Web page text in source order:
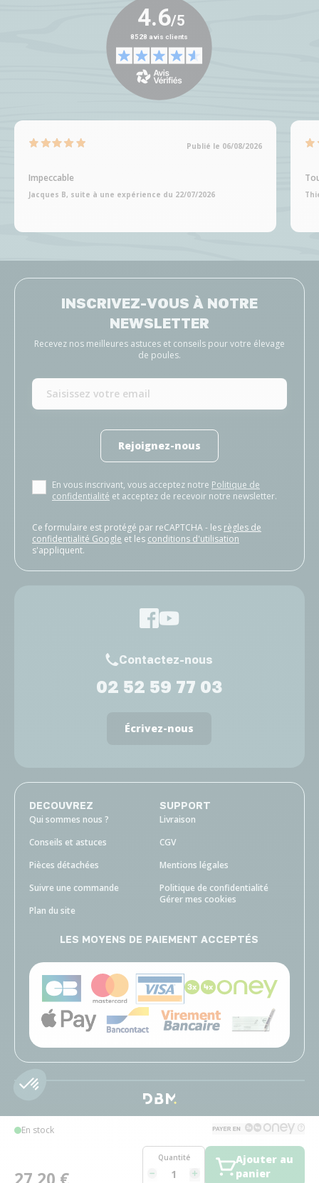
En stock
Quantité
Ajouter au
panier
Publié le 06/08/2026
Impeccable
Jacques B, suite à une expérience du 22/07/2026
INSCRIVEZ-VOUS À NOTRE
NEWSLETTER
Recevez nos meilleures astuces et conseils pour votre élevage
de poules.
Rejoignez-nous
En vous inscrivant, vous acceptez notre Politique de
confidentialité et acceptez de recevoir notre newsletter.
Ce formulaire est protégé par reCAPTCHA - les règles de
confidentialité Google et les conditions d'utilisation
s'appliquent.
Contactez-nous
02 52 59 77 03
Écrivez-nous
DECOUVREZ
Qui sommes nous ?
Conseils et astuces
Pièces détachées
Suivre une commande
Plan du site
SUPPORT
Livraison
CGV
Mentions légales
Politique de confidentialité
Gérer mes cookies
LES MOYENS DE PAIEMENT ACCEPTÉS